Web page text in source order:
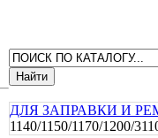
Найти
ДЛЯ ЗАПРАВКИ И
1140/1150/1170/1200/